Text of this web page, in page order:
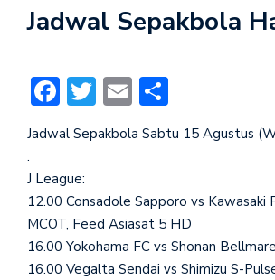
Jadwal Sepakbola
Facebook
Twitter
Email
Jadwal Sepakbola Sabtu 15 Agustus
.
J League:
12.00 Consadole Sapporo vs Kawasaki
MCOT, Feed Asiasat 5 HD
16.00 Yokohama FC vs Shonan Bellmare
16.00 Vegalta Sendai vs Shimizu S-